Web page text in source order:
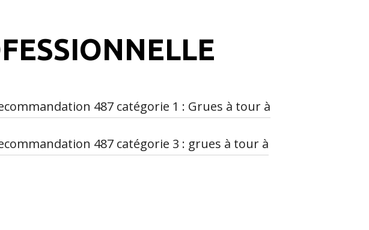
487 catégorie 1 : Grues à tour à
487 catégorie 3 : grues à tour à